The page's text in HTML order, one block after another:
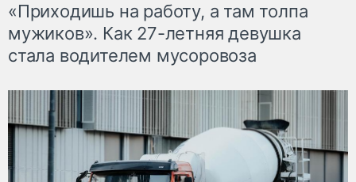
«Приходишь на работу, а там толпа
мужиков». Как 27-летняя девушка
стала водителем мусоровоза